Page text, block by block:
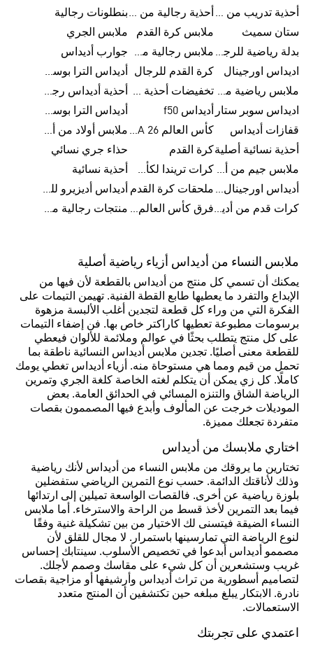
أحذية تدريب من أديداس
أحذية رجالية من أديداس بتخفيضاتبنطلونات رجالية
ستان سميث
ملابس كرة القدم
ملابس الجري
بدلة رياضية للرجال
ملابس رجالية من أديداس بتخفيضات
جوارب أديداس
اديداس اورجينال
كرة القدم للرجال
أديداس الترا بوست رجالي
ملابس رياضية من أديداس
تخفيضات أحذية رجالية من أديداس
أحذية أديداس رجالية
اديداس سوبر ستار
أديداس f50
أديداس الترا بوست
قفازات أديداس
كأس العالم FIFA 26™
ملابس أولاد من أديداس
أحذية نسائية أصلية كرة القدم
حذاء جري نسائي
ملابس جيم من أديداس
كرات تريندا لكأس العالم FIFA 26™
أحذية نسائية
أديداس اورجينال نسائي ملحقات كرة القدم
أديداس أديزيرو للجري
كرات قدم من أديداس
فرق كأس العالم FIFA 26™ منتجات رجالية من أديداس
ملابس النساء من أديداس أزياء رياضية أصلية
يمكنك أن تسمي كل منتج من أديداس بالقطعة لأن فيها من
الإبداع والتفرد ما يعطيها طابع القطة الفنية. تهيمن التيمات على
الفكرة التي من وراء كل قطعة لتجدين أغلب الألبسة مزهوة
برسومات مطبوعة تعطيها كاراكتر خاص بها. فن إضفاء التيمات
على كل منتج يتطلب بحثًا في عوالم وملائمة للألوان فيعطي
للقطعة معنى أصليًا. تجدين ملابس أديداس النسائية ناطقة بما
تحمل من قيم ومما هي مستوحاة منه. أزياء أديداس تغطي يومك
كاملًا. كل زي يمكن أن يتكلم لغته الخاصة كلغة الجري وتمرين
الرياضة الشاق والتنزه المسائي في الحدائق العامة. بعض
الموديلات خرجت عن المألوف وأبدع فيها المصممون بقصات
متفردة تجعلك مميزة.
اختاري ملابسك من أديداس
تختارين ما يروقك من ملابس النساء من أديداس لأنك رياضية
وذلك لأناقتك الدائمة. حسب نوع التمرين الرياضي ستفضلين
بلوزة رياضية عن أخرى. فالقصات الواسعة تميلين إلى ارتدائها
فيما بعد التمرين لأخذ قسط من الراحة والاسترخاء. أما ملابس
النساء الضيقة فيتسنى لك الاختيار من بين تشكيلة غنية وفقًا
لنوع الرياضة التي تمارسينها باستمرار. لا مجال للقلق لأن
مصممو أديداس أبدعوا في تخصيص الأسلوب. سينتابك إحساس
غريب وستشعرين أن كل شيء على مقاسك وصمم لأجلك.
لتصاميم أسطورية من تراث أديداس وأرشيفها أو مزاجية بقصات
نادرة. الابتكار يبلغ مبلغه حين تكتشفين أن المنتج متعدد
الاستعمالات.
اعتمدي على تجربتك